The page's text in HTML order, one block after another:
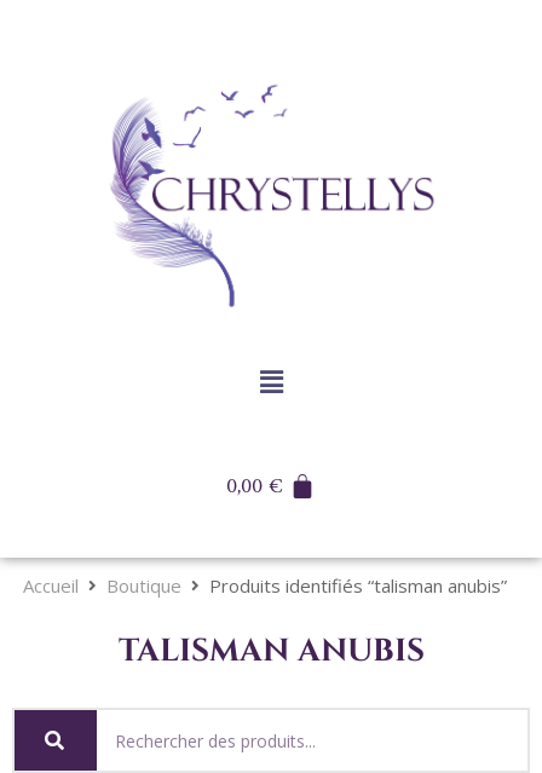
0,00€
Accueil Boutique Produits identifiés “talisman anubis”
talisman anubis